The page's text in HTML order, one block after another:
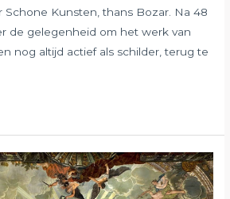
Schone Kunsten, thans Bozar. Na 48
de gelegenheid om het werk van
nog altijd actief als schilder, terug te